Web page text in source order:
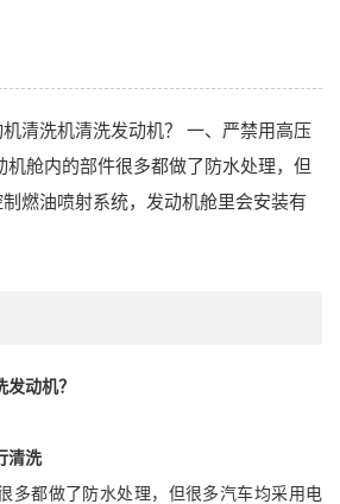
清洗机清洗发动机？ 一、严禁用高压
机舱内的部件很多都做了防水处理，但
燃油喷射系统，发动机舱里会安装有
动机？
清洗
多都做了防水处理，但很多汽车均采用电